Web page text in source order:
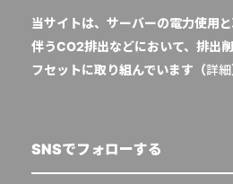
当サイトは、サーバーの電力使用
伴うCO2排出などにおいて、排出
フセットに取り組んでいます（詳細
SNSでフォローする